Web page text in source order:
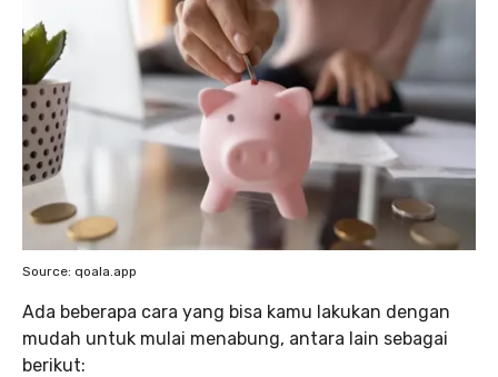
Source: qoala.app
Ada beberapa cara yang bisa kamu lakukan dengan
mudah untuk mulai menabung, antara lain sebagai
berikut: